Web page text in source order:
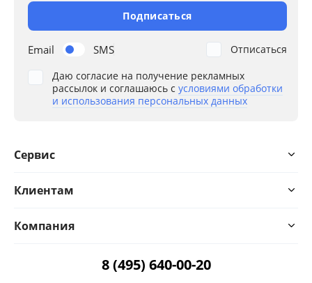
Email SMS
Подписаться
Даю согласие на получение рекламных
рассылок и соглашаюсь с условиями обработки
и использования персональных данных
Отписаться
Сервис
Клиентам
Компания
8 (495) 640-00-20